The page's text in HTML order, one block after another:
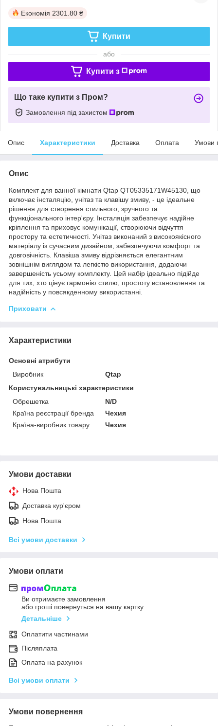
Економія 2301.80 ₴
Купити
або
Купити з
Що таке купити з Пром?
Замовлення під захистом
Опис Характеристики Доставка Оплата Умови
Опис
Комплект для ванної кімнати Qtap QT05335171W45130, що
включає інсталяцію, унітаз та клавішу змиву, - це ідеальне
рішення для створення стильного, зручного та
функціонального інтер'єру. Інсталяція забезпечує надійне
кріплення та приховує комунікації, створюючи відчуття
простору та естетичності. Унітаз виконаний з високоякісного
матеріалу із сучасним дизайном, забезпечуючи комфорт та
довговічність. Клавіша змиву відрізняється елегантним
зовнішнім виглядом та легкістю використання, додаючи
завершеність усьому комплекту. Цей набір ідеально підійде
для тих, хто цінує гармонію стилю, простоту встановлення та
надійність у повсякденному використанні.
Приховати
Характеристики
Основні атрибути
Виробник
Qtap
Користувальницькі характеристики
Обрешетка
N/D
Країна реєстрації бренда
Чехия
Країна-виробник товару
Чехия
Умови доставки
Нова Пошта
Доставка кур'єром
Нова Пошта
Всі умови доставки
Умови оплати
Ви отримаєте замовлення
або гроші повернуться на вашу картку
Детальніше
Оплатити частинами
Післяплата
Оплата на рахунок
Всі умови оплати
Умови повернення